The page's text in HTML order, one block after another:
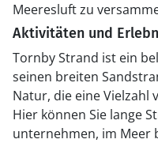
Meeresluft zu
Aktivitäten und
Tornby Strand ist ein
seinen breiten
Natur, die eine Vielzahl
Hier können Sie lange
unternehmen, im Meer